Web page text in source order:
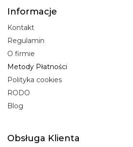
Informacje
Kontakt
Regulamin
O firmie
Metody Płatności
Polityka cookies
RODO
Blog
Obsługa Klienta